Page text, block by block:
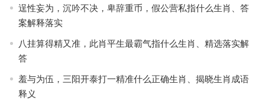
逞性妄为，沉吟不决，卑辞重币，假公营私指什么生肖、答
案解释落实
八挂算得精又准，此肖平生最霸气指什么生肖、精选落实解
答
羞与为伍，三阳开泰打一精准什么正确生肖、揭晓生肖成语
释义